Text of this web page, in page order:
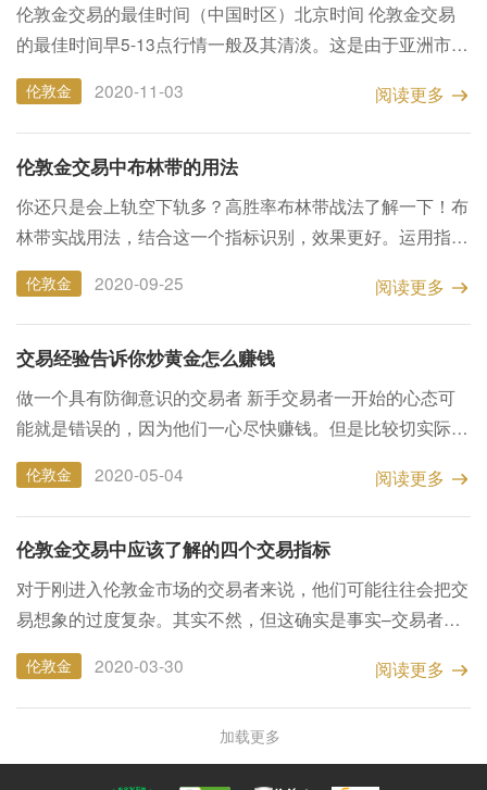
伦敦金交易的最佳时间（中国时区）北京时间 伦敦金交易
的最佳时间早5-13点行情一般及其清淡。这是由于亚洲市场
的推动力量较小所为！一般震荡幅度在5美金以内，沒有明
显的方向。多为调整和回调行情。一般与当天的方向走势相
反...
伦敦金 2020-11-03 阅读更多
伦敦金交易中布林带的用法
你还只是会上轨空下轨多？高胜率布林带战法了解一下！布
林带实战用法，结合这一个指标识别，效果更好。运用指标
之前要搞明白各类指标背后的原理是什么，搞懂了才能真
正“懂”了这个指标，不然也是生搬硬套，死记硬背，难以做
好交易。...
伦敦金 2020-09-25 阅读更多
交易经验告诉你炒黄金怎么赚钱
做一个具有防御意识的交易者 新手交易者一开始的心态可
能就是错误的，因为他们一心尽快赚钱。但是比较切实际的
心态应该是：尽量保护自己的钱。两种心态无法共存，如果
你只想尽快赚钱，钱反而溜走得越快。 02、不断查看图表...
伦敦金 2020-05-04 阅读更多
伦敦金交易中应该了解的四个交易指标
对于刚进入伦敦金市场的交易者来说，他们可能往往会把交
易想象的过度复杂。其实不然，但这确实是事实–交易者们
常常在应该保持交易简单化的时候认为一个复杂多变的交易
策略会更好。这是一个错误的想法。 简单交易策略的...
伦敦金 2020-03-30 阅读更多
加载更多